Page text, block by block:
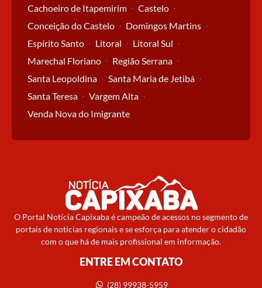
Cachoeiro de Itapemirim
Castelo
Conceição do Castelo
Domingos Martins
Espírito Santo
Litoral
Litoral Sul
Marechal Floriano
Região Serrana
Santa Leopoldina
Santa Maria de Jetibá
Santa Teresa
Vargem Alta
Venda Nova do Imigrante
O Portal Notícia Capixaba é campeão de acessos no segmento de
portais de notícias regionais e se esforça para atender o cidadão
com o que há de mais profissional em informação.
ENTRE EM CONTATO
(28) 99938-5959